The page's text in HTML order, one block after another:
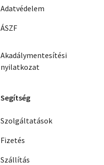
Adatvédelem
ÁSZF
Akadálymentesítési
nyilatkozat
Segítség
Szolgáltatások
Fizetés
Szállítás